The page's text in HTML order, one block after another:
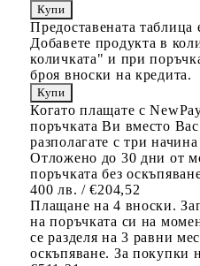
Предоставената
Добавете продукта в
количката" и при
броя вноски на кредита.
Когато плащате с
поръчката Ви вместо
разполагате с три
Отложено до 30 дни от
поръчката без
400 лв. / €204,52
Плащане на 4 вноски.
на поръчката си на
се разделя на 3 равни
оскъпяване. За покупки